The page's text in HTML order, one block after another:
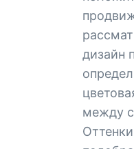
дизайн
между